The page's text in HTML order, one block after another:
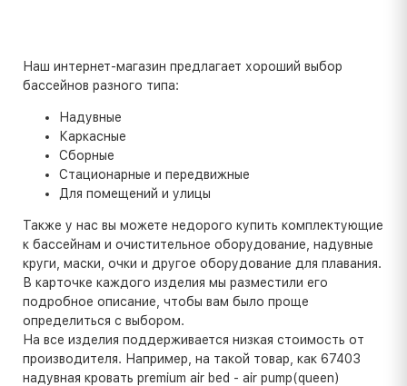
Наш интернет-магазин предлагает хороший выбор
бассейнов разного типа:
Надувные
Каркасные
Сборные
Стационарные и передвижные
Для помещений и улицы
Также у нас вы можете недорого купить комплектующие
к бассейнам и очистительное оборудование, надувные
круги, маски, очки и другое оборудование для плавания.
В карточке каждого изделия мы разместили его
подробное описание, чтобы вам было проще
определиться с выбором.
На все изделия поддерживается низкая стоимость от
производителя. Например, на такой товар, как 67403
надувная кровать premium air bed - air pump(queen)